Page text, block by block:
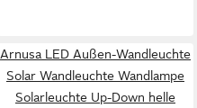
Arnusa LED Außen-Wandleuchte
Solar Wandleuchte Wandlampe
Solarleuchte Up-Down helle